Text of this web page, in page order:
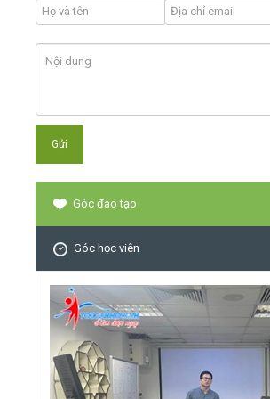
Góc đào tạo
Góc học viên